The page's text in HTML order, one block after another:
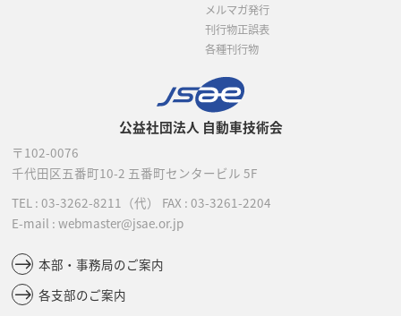
公益社団法人 自動車技術会
〒102-0076
千代田区五番町10-2 五番町センタービル 5F
TEL : 03-3262-8211 （代） FAX : 03-3261-2204
E-mail : webmaster@jsae.or.jp
本部・事務局のご案内
各支部のご案内
メルマガ発行
刊行物正誤表
各種刊行物